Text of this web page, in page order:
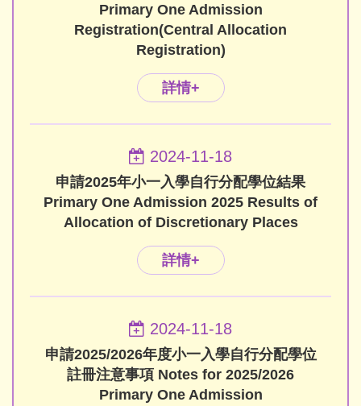
Primary One Admission
Registration(Central Allocation
Registration)
詳情+
2024-11-18
申請2025年小一入學自行分配學位結果
Primary One Admission 2025 Results of
Allocation of Discretionary Places
詳情+
2024-11-18
申請2025/2026年度小一入學自行分配學位
註冊注意事項 Notes for 2025/2026
Primary One Admission